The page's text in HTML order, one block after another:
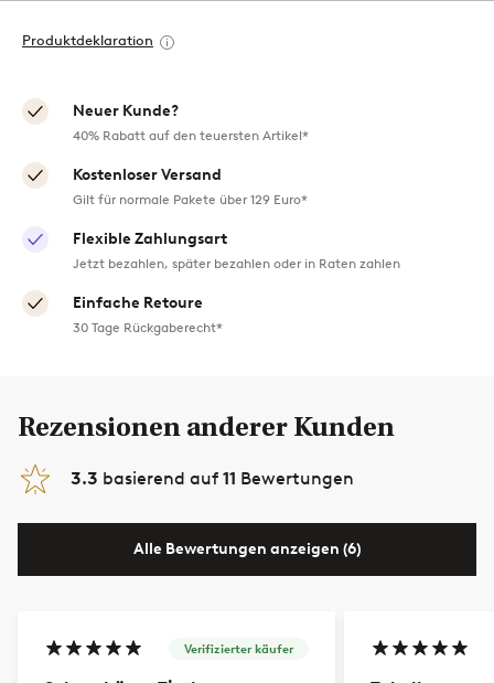
Produktdeklaration
Neuer Kunde?
40% Rabatt auf den teuersten Artikel*
Kostenloser Versand
Gilt für normale Pakete über 129 Euro*
Flexible Zahlungsart
Jetzt bezahlen, später bezahlen oder in Raten zahlen
Einfache Retoure
30 Tage Rückgaberecht*
Rezensionen anderer Kunden
3.3 basierend auf 11 Bewertungen
Alle Bewertungen anzeigen (6)
Verifizierter käufer